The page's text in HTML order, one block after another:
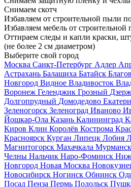
Снимаем скотч
Избавляем от строительной пыли
Избавляем мебель от строительной
Оттираем следы и капли краски,
(не более 2 см диаметром)
Выберите свой город
Москва Санкт-Петербург Адлер
Астрахань Балашиха Батайск
Новгород Видное Владивосток
Воронеж Геленджик Грозный
Долгопрудный Домодедово
Зеленогорск Зеленоград Иваново
Йошкар-Ола Казань Калининград
Киров Клин Королёв Кострома
Красноярск Курган Липецк Лобня
Магнитогорск Махачкала Мурманск
Челны Нальчик Наро-Фоминск
Новгород Новая Москва
Новосибирск Ногинск Обнинск
Посад Пенза Пермь Подольск